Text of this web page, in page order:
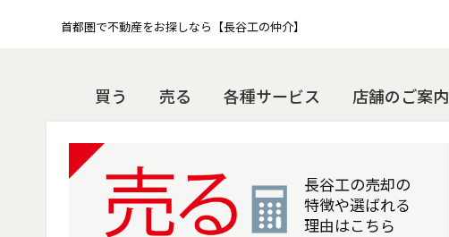
首都圏で不動産をお探しなら【長谷工の仲介】
買う 売る 各種サービス 店舗のご案内
長谷工の売却の
特徴や選ばれる
理由はこちら